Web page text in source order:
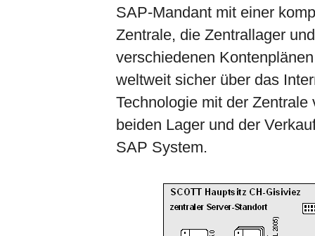
SAP-Mandant mit einer
Zentrale, die Zentrallager
verschiedenen
weltweit sicher über das
Technologie mit der
beiden Lager und der
SAP System.